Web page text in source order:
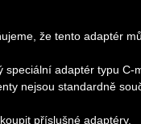
že tento adaptér
speciální adaptér typu C-
nejsou standardně
příslušné adaptéry.